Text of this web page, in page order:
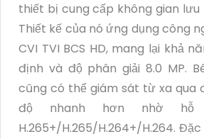
thiết bị cung cấp không gian
Thiết kế của nó ứng dụng công
CVI TVI BCS HD, mang lại khả
định và độ phân giải 8.0 MP.
cũng có thể giám sát từ xa qua
độ nhanh hơn nhờ
H.265+/H.265/H.264+/H.264.